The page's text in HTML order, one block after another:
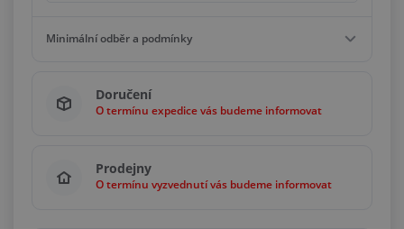
Minimální odběr a podmínky
1,00 ks
Násobky 1,00 ks
Doručení
O termínu expedice vás budeme informovat
Prodejny
O termínu vyzvednutí vás budeme informovat